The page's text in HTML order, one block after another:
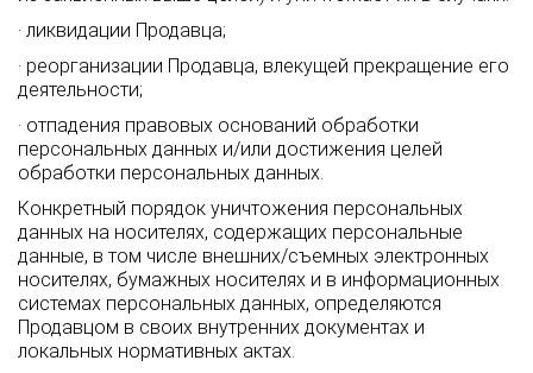
· ликвидации Продавца;
· реорганизации Продавца, влекущей прекращение его
деятельности;
· отпадения правовых оснований обработки
персональных данных и/или достижения целей
обработки персональных данных.
Конкретный порядок уничтожения персональных
данных на носителях, содержащих персональные
данные, в том числе внешних/съемных электронных
носителях, бумажных носителях и в информационных
системах персональных данных, определяются
Продавцом в своих внутренних документах и
локальных нормативных актах.